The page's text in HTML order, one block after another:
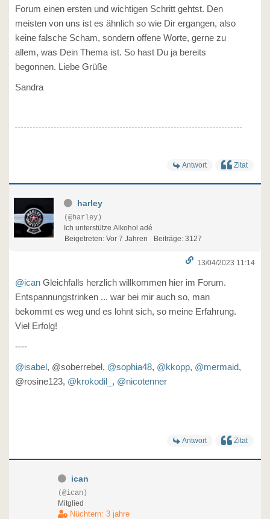
Forum einen ersten und wichtigen Schritt gehtst. Den
meisten von uns ist es ähnlich so wie Dir ergangen, also
keine falsche Scham, sondern offene Worte, gerne zu
allem, was Dein Thema ist. So hast Du ja bereits
begonnen. Liebe Grüße
Sandra
Antwort Zitat
harley
(@harley)
Ich unterstütze Alkohol adé
Beigetreten: Vor 7 Jahren
Beiträge: 3127
13/04/2023 11:14
@ican Gleichfalls herzlich willkommen hier im Forum.
Entspannungstrinken ... war bei mir auch so, man
bekommt es weg und es lohnt sich, so meine Erfahrung.
Viel Erfolg!
----
@isabel, @soberrebel, @sophia48, @kkopp, @mermaid,
@rosine123, @krokodil_ , @nicotenner
Antwort Zitat
ican
(@ican)
Mitglied
Nüchtern: 3 jahre